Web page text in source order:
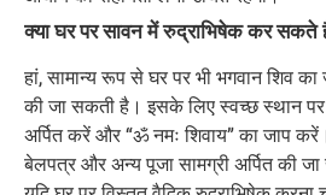
क्या घर पर सावन में रुद्राभिषेक कर सकते
हां, सामान्य रूप से घर पर भी भगवान शिव
की जा सकती है। इसके लिए स्वच्छ स्थान
अर्पित करें और “ॐ नमः शिवाय” का जाप
बेलपत्र और अन्य पूजा सामग्री अर्पित की